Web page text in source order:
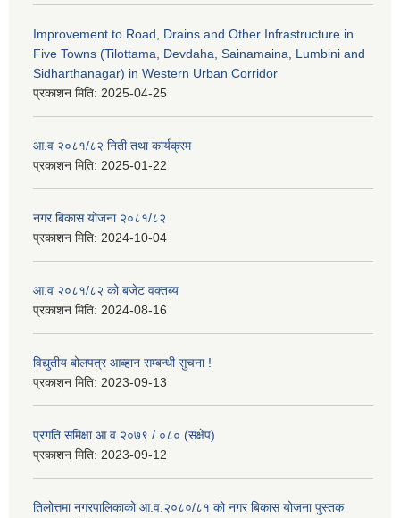
Improvement to Road, Drains and Other Infrastructure in
Five Towns (Tilottama, Devdaha, Sainamaina, Lumbini and
Sidharthanagar) in Western Urban Corridor
प्रकाशन मिति: 2025-04-25
आ.व २०८१/८२ निती तथा कार्यक्रम
प्रकाशन मिति: 2025-01-22
नगर बिकास योजना २०८१/८२
प्रकाशन मिति: 2024-10-04
आ.व २०८१/८२ को बजेट वक्तब्य
प्रकाशन मिति: 2024-08-16
विद्युतीय बोलपत्र आब्हान सम्बन्धी सुचना !
प्रकाशन मिति: 2023-09-13
प्रगति समिक्षा आ.व.२०७९ / ०८० (संक्षेप)
प्रकाशन मिति: 2023-09-12
तिलोत्तमा नगरपालिकाको आ.व.२०८०/८१ को नगर बिकास योजना पुस्तक